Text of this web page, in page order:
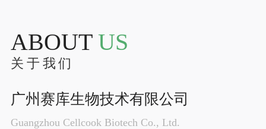
ABOUT US
关于我们
广州赛库生物技术有限公司
Guangzhou Cellcook Biotech Co., Ltd.